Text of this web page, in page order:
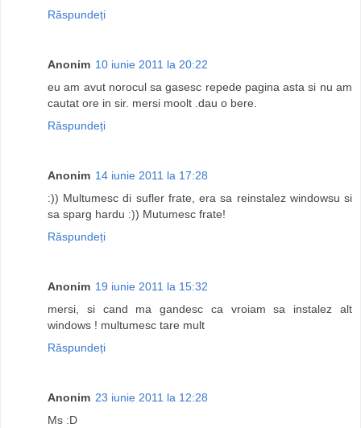
Răspundeți
Anonim 10 iunie 2011 la 20:22
eu am avut norocul sa gasesc repede pagina asta si nu am
cautat ore in sir. mersi moolt .dau o bere.
Răspundeți
Anonim 14 iunie 2011 la 17:28
:)) Multumesc di sufler frate, era sa reinstalez windowsu si
sa sparg hardu :)) Mutumesc frate!
Răspundeți
Anonim 19 iunie 2011 la 15:32
mersi, si cand ma gandesc ca vroiam sa instalez alt
windows ! multumesc tare mult
Răspundeți
Anonim 23 iunie 2011 la 12:28
Ms :D